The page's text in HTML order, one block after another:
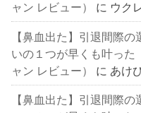
ャン レビュー）
に ウク
【鼻血出た】引退間際
いの１つが早くも叶った
ャン レビュー）
に あけ
【鼻血出た】引退間際